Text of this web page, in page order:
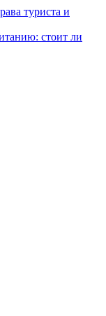
туриста и
стоит ли